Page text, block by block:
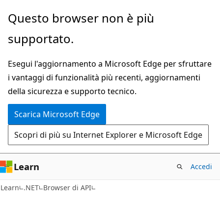
Ignora
passa
contenuto
principale
Passare
allo
spostamento
pagina
Questo browser non è più
supportato.
Esegui l'aggiornamento a Microsoft Edge per sfruttare
i vantaggi di funzionalità più recenti, aggiornamenti
della sicurezza e supporto tecnico.
Scarica Microsoft Edge
Scopri di più su Internet Explorer e Microsoft Edge
Learn Accedi
Learn .NET Browser di API